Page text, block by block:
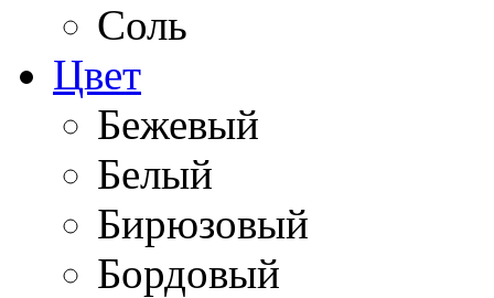
Соль
Цвет
Бежевый
Белый
Бирюзовый
Бордовый